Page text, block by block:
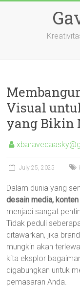
Visual
yang Bikin
July 25, 2025
Dalam dunia yang
desain media,
menjadi sangat
Tidak peduli
ditawarkan, jika
mungkin akan
kita eksplor
digabungkan untuk
pemasaran Anda.